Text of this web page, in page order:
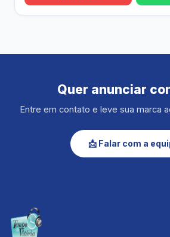
Quer anunciar
Entre em contato e leve sua marca
📩 Falar com a